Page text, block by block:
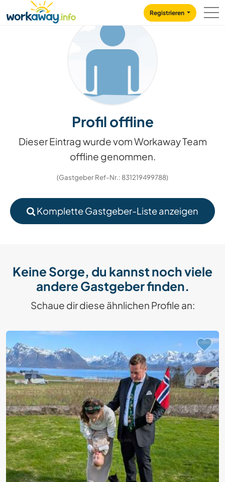
CONTENT
MAIN NAVIGATION
Registrieren
Profil offline
Dieser Eintrag wurde vom Workaway Team
offline genommen.
(Gastgeber Ref-Nr.: 831219499788)
Komplette Gastgeber-Liste anzeigen
Keine Sorge, du kannst noch viele
andere Gastgeber finden.
Schaue dir diese ähnlichen Profile an: